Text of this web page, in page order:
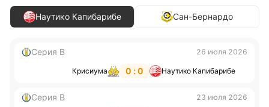
Наутико Капибарибе Сан-Бернардо
Серия B 26 июля 2026
Крисиума 0 : 0 Наутико Капибарибе
Серия B 23 июля 2026